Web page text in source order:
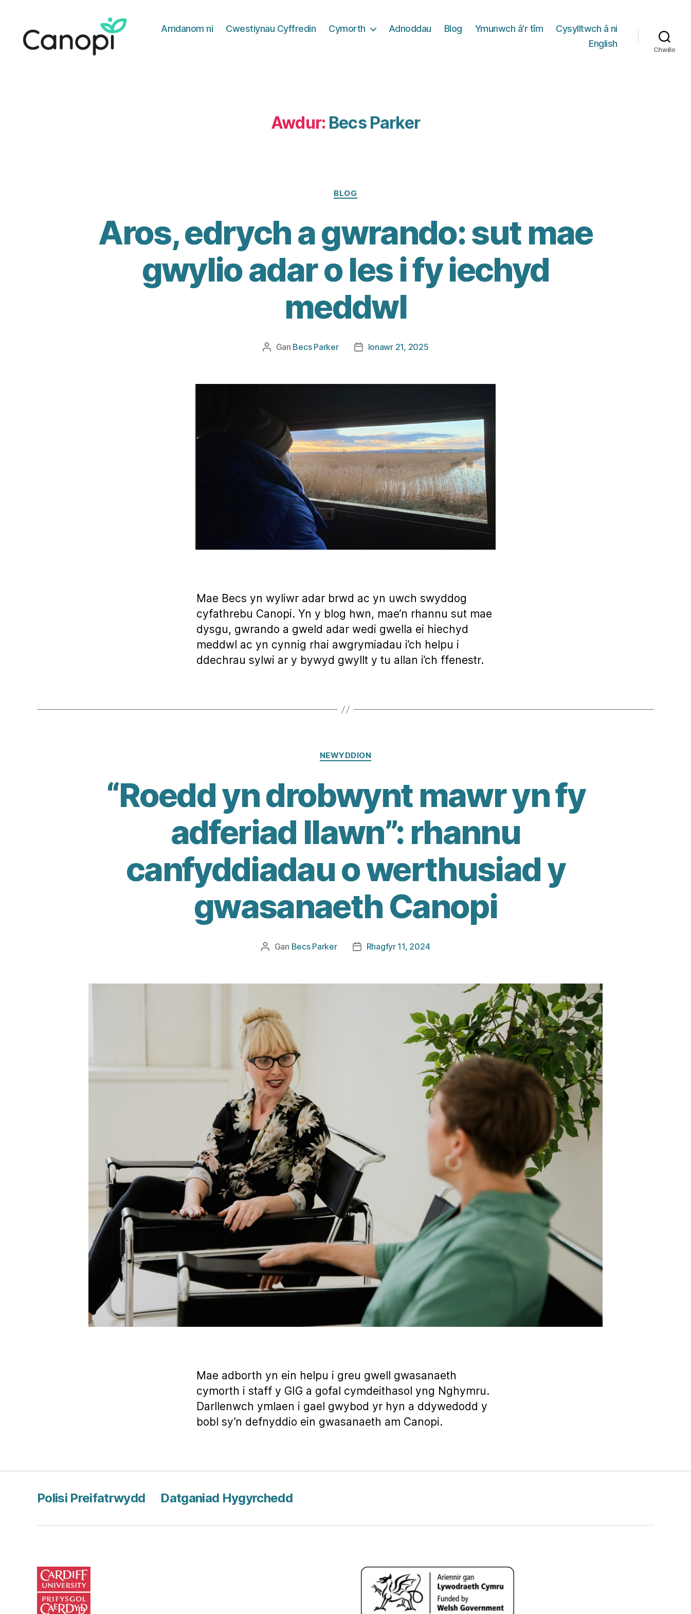
Amdanom ni Cwestiynau Cyffredin Cymorth Adnoddau Blog Ymunwch â’r tîm
Cysylltwch â ni
English
Chwilio
Awdur: Becs Parker
Categorïau
BLOG
Aros, edrych a gwrando: sut mae
gwylio adar o les i fy iechyd
meddwl
Awdur
Gan Becs Parker
Dyddiad
Ionawr 21, 2025
Mae Becs yn wyliwr adar brwd ac yn uwch swyddog
cyfathrebu Canopi. Yn y blog hwn, mae’n rhannu sut mae
dysgu, gwrando a gweld adar wedi gwella ei hiechyd
meddwl ac yn cynnig rhai awgrymiadau i’ch helpu i
ddechrau sylwi ar y bywyd gwyllt y tu allan i’ch ffenestr.
Categorïau
NEWYDDION
“Roedd yn drobwynt mawr yn fy
adferiad llawn”: rhannu
canfyddiadau o werthusiad y
gwasanaeth Canopi
Awdur
Gan Becs Parker
Dyddiad
Rhagfyr 11, 2024
Mae adborth yn ein helpu i greu gwell gwasanaeth
cymorth i staff y GIG a gofal cymdeithasol yng Nghymru.
Darllenwch ymlaen i gael gwybod yr hyn a ddywedodd y
bobl sy’n defnyddio ein gwasanaeth am Canopi.
Polisi Preifatrwydd Datganiad Hygyrchedd